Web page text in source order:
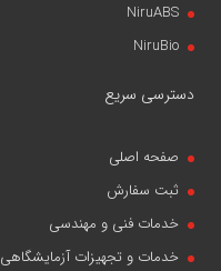
NiruABS
NiruBio
دسترسی سریع
صفحه اصلی
ثبت سفارش
خدمات فنی و مهندسی
خدمات و تجهیزات آزمایشگاهی